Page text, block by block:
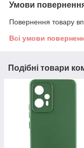
Умови
Повернення товару
Всі умови
Подібні товари